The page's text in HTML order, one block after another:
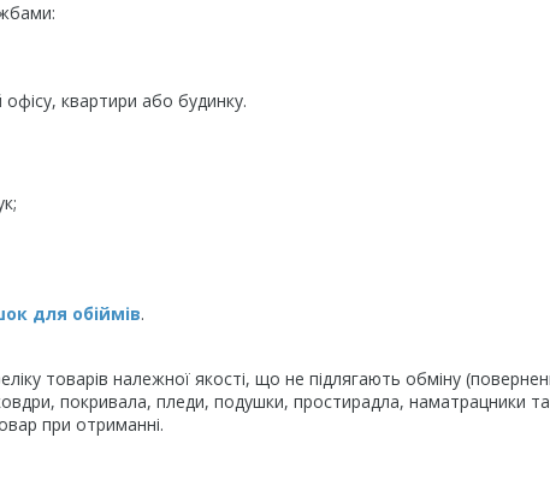
квартири або будинку.
для обіймів.
товарів належної якості, що не підлягають обміну
покривала, пледи, подушки, простирадла, наматрацники та
при отриманні.